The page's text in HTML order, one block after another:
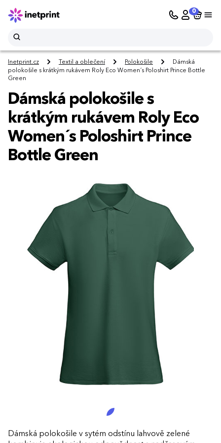
0
Inetprint.cz Textil a oblečení Polokošile
Dámská
polokošile s krátkým rukávem Roly Eco Women´s Poloshirt Prince Bottle
Green
Dámská polokošile s
krátkým rukávem Roly Eco
Women´s Poloshirt Prince
Bottle Green
Dámská polokošile v sytém odstínu lahvově zelené